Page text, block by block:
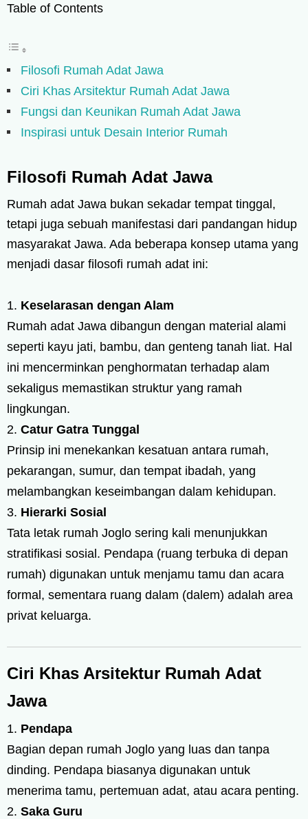
Table of Contents
Filosofi Rumah Adat Jawa
Ciri Khas Arsitektur Rumah Adat Jawa
Fungsi dan Keunikan Rumah Adat Jawa
Inspirasi untuk Desain Interior Rumah
Filosofi Rumah Adat Jawa
Rumah adat Jawa bukan sekadar tempat tinggal,
tetapi juga sebuah manifestasi dari pandangan hidup
masyarakat Jawa. Ada beberapa konsep utama yang
menjadi dasar filosofi rumah adat ini:
Keselarasan dengan Alam
Rumah adat Jawa dibangun dengan material alami
seperti kayu jati, bambu, dan genteng tanah liat. Hal
ini mencerminkan penghormatan terhadap alam
sekaligus memastikan struktur yang ramah
lingkungan.
Catur Gatra Tunggal
Prinsip ini menekankan kesatuan antara rumah,
pekarangan, sumur, dan tempat ibadah, yang
melambangkan keseimbangan dalam kehidupan.
Hierarki Sosial
Tata letak rumah Joglo sering kali menunjukkan
stratifikasi sosial. Pendapa (ruang terbuka di depan
rumah) digunakan untuk menjamu tamu dan acara
formal, sementara ruang dalam (dalem) adalah area
privat keluarga.
Ciri Khas Arsitektur Rumah Adat
Jawa
Pendapa
Bagian depan rumah Joglo yang luas dan tanpa
dinding. Pendapa biasanya digunakan untuk
menerima tamu, pertemuan adat, atau acara penting.
Saka Guru